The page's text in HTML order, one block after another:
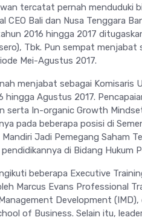
tercatat pernah menduduki
CEO Bali dan Nusa Tenggara
2016 hingga 2017
Tbk. Pun sempat
Mei-Agustus 2017.
menjabat sebagai Komisaris
hingga Agustus 2017.
serta In-organic Growth
pada beberapa posisi di
Mandiri Jadi Pemegang Saham
di Bidang Hukum
beberapa Executive
Marcus Evans Professional
Development
of Business. Selain itu,